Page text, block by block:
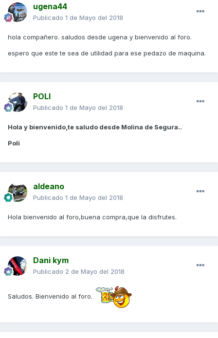
ugena44
Publicado 1 de Mayo del 2018
hola compañero. saludos desde ugena y bienvenido al foro.
espero que este te sea de utilidad para ese pedazo de maquina.
POLI
Publicado 1 de Mayo del 2018
Hola y bienvenido,te saludo desde Molina de Segura..
Poli
aldeano
Publicado 1 de Mayo del 2018
Hola bienvenido al foro,buena compra,que la disfrutes.
Dani kym
Publicado 2 de Mayo del 2018
Saludos. Bienvenido al foro.